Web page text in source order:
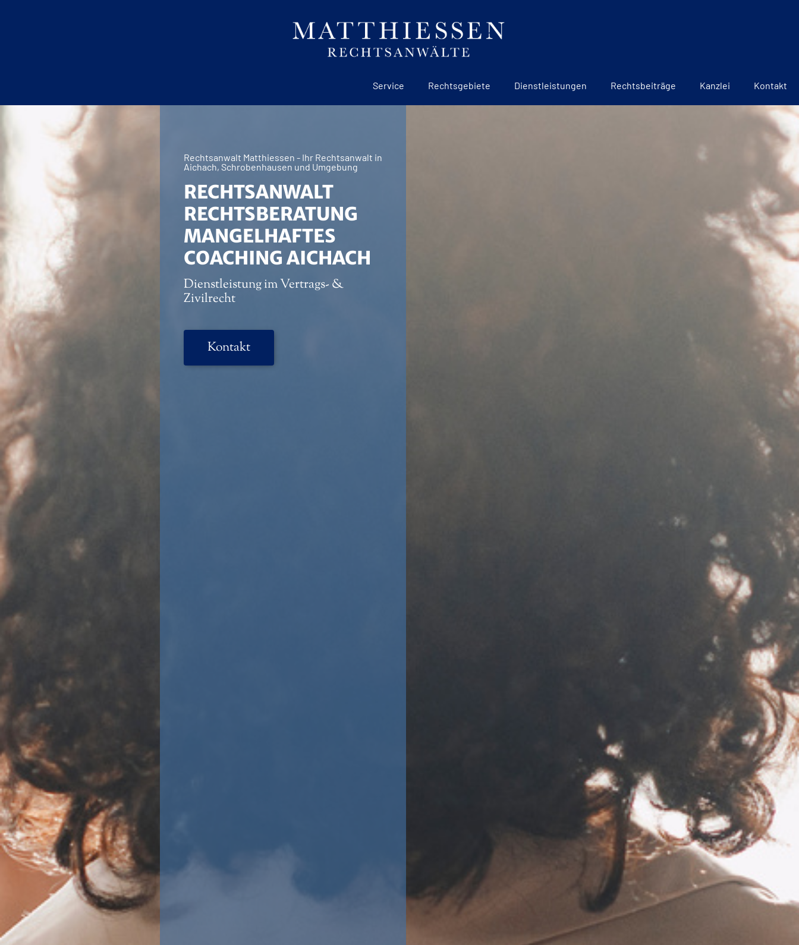
Service Rechtsgebiete Dienstleistungen Rechtsbeiträge Kanzlei Kontakt
Rechtsanwalt Matthiessen - Ihr Rechtsanwalt in
Aichach, Schrobenhausen und Umgebung
RECHTSANWALT
RECHTSBERATUNG
MANGELHAFTES
COACHING AICHACH
Dienstleistung im Vertrags- &
Zivilrecht
Kontakt